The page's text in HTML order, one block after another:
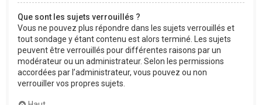
Que sont les sujets verrouillés ?
Vous ne pouvez plus répondre dans les sujets verrouillés et
tout sondage y étant contenu est alors terminé. Les sujets
peuvent être verrouillés pour différentes raisons par un
modérateur ou un administrateur. Selon les permissions
accordées par l’administrateur, vous pouvez ou non
verrouiller vos propres sujets.